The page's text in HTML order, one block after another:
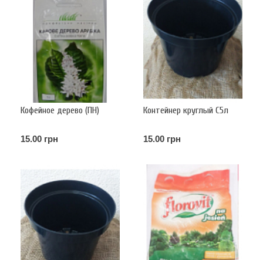
Кофейное дерево (ПН)
15.00 грн
Контейнер круглый С5л
15.00 грн